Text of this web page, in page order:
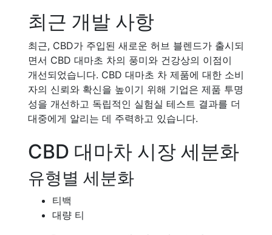
최근 개발 사항
최근, CBD가 주입된 새로운 허브 블렌드가 출시되
면서 CBD 대마초 차의 풍미와 건강상의 이점이
개선되었습니다. CBD 대마초 차 제품에 대한 소비
자의 신뢰와 확신을 높이기 위해 기업은 제품 투명
성을 개선하고 독립적인 실험실 테스트 결과를 더
대중에게 알리는 데 주력하고 있습니다.
CBD 대마차 시장 세분화
유형별 세분화
티백
대량 티